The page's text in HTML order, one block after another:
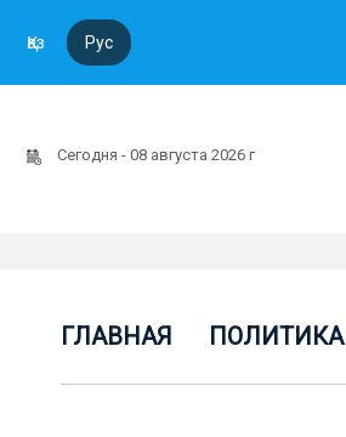
Қаз Рус
Сегодня - 08 августа 2026 г
ГЛАВНАЯ ПОЛИТИКА